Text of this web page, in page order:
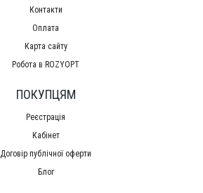
Контакти
Оплата
Карта сайту
Робота в ROZYOPT
ПОКУПЦЯМ
Реєстрація
Кабінет
Договір публічної оферти
Блог